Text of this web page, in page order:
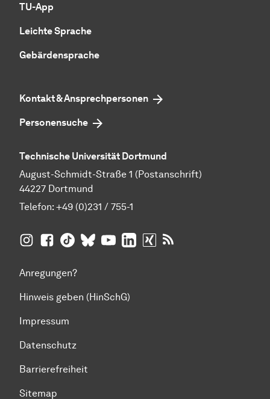
TU-App
Leichte Sprache
Gebärdensprache
Kontakt & Ansprechpersonen
Personensuche
Technische Universität Dortmund
August-Schmidt-Straße 1 (Postanschrift)
44227 Dortmund
Telefon: +49 (0)231 / 755-1
TU Dortmund aufInsta­gram
TU Dortmund auf Facebook
TU Dortmund auf TikTok
TU Dortmund auf BlueSky
TU Dortmund auf YouTube
TU Dortmund auf LinkedIn
TU Dortmund auf XING
Anregungen?
Hinweis geben (HinSchG)
Impressum
Datenschutz
Barrierefreiheit
Sitemap